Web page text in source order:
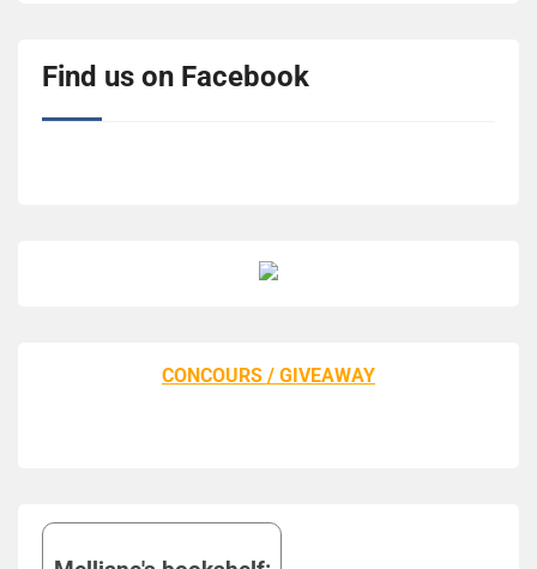
Find us on Facebook
CONCOURS / GIVEAWAY